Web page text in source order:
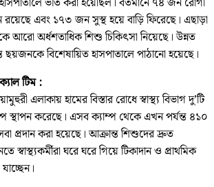
রয়েছে এবং ১৭৩ জন সুস্থ হয়ে বাড়ি ফিরেছে। এছাড়া
আরো অর্ধশতাধিক শিশু চিকিৎসা নিয়েছে। উন্নত
ছয়জনকে বিশেষায়িত হাসপাতালে পাঠানো হয়েছে।
টিম :
এলাকায় হামের বিস্তার রোধে স্বাস্থ্য বিভাগ দু’টি
স্থাপন করেছে। এসব ক্যাম্প থেকে এখন পর্যন্ত ৪১০
প্রদান করা হয়েছে। আক্রান্ত শিশুদের দ্রুত
ঘরে ঘরে গিয়ে টিকাদান ও প্রাথমিক